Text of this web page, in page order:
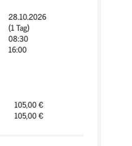
28.10.2026
(1 Tag)
08:30
16:00
105,00 €
105,00 €